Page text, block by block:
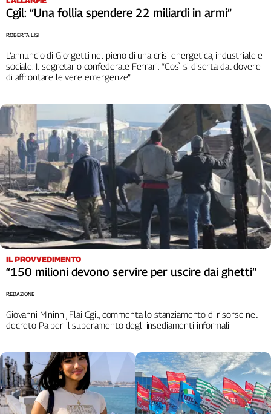
Liguria
Lombardia
Marche
Piemonte
Puglia
Sardegna
Sicilia
Toscana
Trentino
Umbria
Valle
D'Aosta
Veneto
Archivio
Storico
1955-
2014
Contatti
La
redazione
Newsletter
Cgil: “Una follia spendere 22 miliardi in armi”
L’annuncio di Giorgetti nel pieno di una crisi energetica, industriale e
sociale. Il segretario confederale Ferrari: “Così si diserta dal dovere
di affrontare le vere emergenze”
ROBERTA LISI
IL PROVVEDIMENTO
“150 milioni devono servire per uscire dai ghetti”
Giovanni Mininni, Flai Cgil, commenta lo stanziamento di risorse nel
decreto Pa per il superamento degli insediamenti informali
REDAZIONE